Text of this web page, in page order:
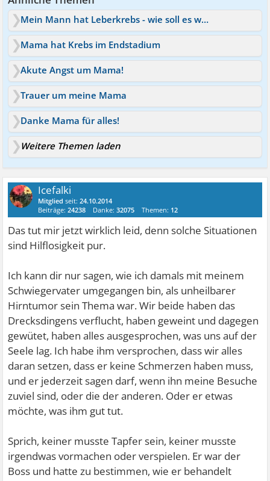
Mein Mann hat Leberkrebs - wie soll es weitergehen?
Mama hat Krebs im Endstadium
Akute Angst um Mama!
Trauer um meine Mama
Danke Mama für alles!
Weitere Themen laden
Icefalki
Mitglied seit:24.10.2014
Beiträge:24238 Danke:32075 Themen: 12
Das tut mir jetzt wirklich leid, denn solche Situationen
sind Hilflosigkeit pur.
Ich kann dir nur sagen, wie ich damals mit meinem
Schwiegervater umgegangen bin, als unheilbarer
Hirntumor sein Thema war. Wir beide haben das
Drecksdingens verflucht, haben geweint und dagegen
gewütet, haben alles ausgesprochen, was uns auf der
Seele lag. Ich habe ihm versprochen, dass wir alles
daran setzen, dass er keine Schmerzen haben muss,
und er jederzeit sagen darf, wenn ihn meine Besuche
zuviel sind, oder die der anderen. Oder er etwas
möchte, was ihm gut tut.
Sprich, keiner musste Tapfer sein, keiner musste
irgendwas vormachen oder verspielen. Er war der
Boss und hatte zu bestimmen, wie er behandelt